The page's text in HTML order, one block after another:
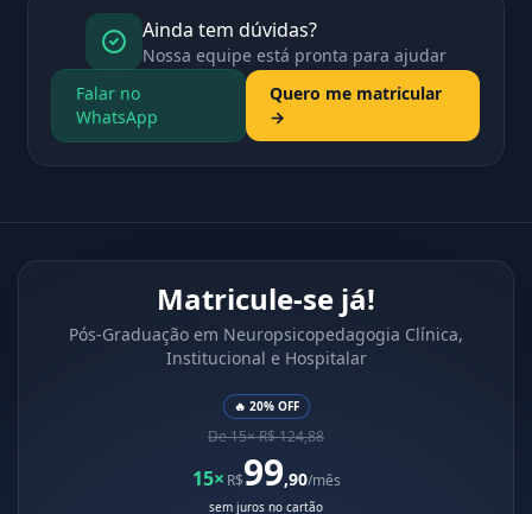
Ainda tem dúvidas?
Nossa equipe está pronta para ajudar
Falar no
WhatsApp
Quero me matricular
→
Matricule-se já!
Pós-Graduação em Neuropsicopedagogia Clínica,
Institucional e Hospitalar
🔥 20% OFF
De 15× R$ 124,88
15× R$99,90/mês
sem juros no cartão